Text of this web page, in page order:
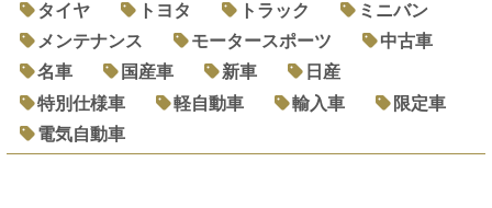
タイヤ
トヨタ トラック
ミニバン
メンテナンス
モータースポーツ
中古車
名車
国産車 新車
日産
特別仕様車
軽自動車 輸入車
限定車
電気自動車